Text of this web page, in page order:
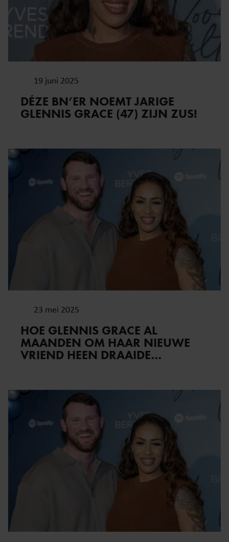
verzameld op basis van uw gebruik van hun services. U
gaat akkoord met onze cookies als u onze website blijft
gebruiken.
19 juni 2025
DÉZE BN’ER NOEMT JARIGE
GLENNIS GRACE (47) ZIJN ZUS!
23 mei 2025
HOE GLENNIS GRACE AL
MAANDEN OM HAAR NIEUWE
VRIEND HEEN DRAAIDE…